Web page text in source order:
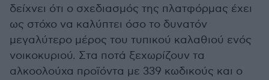
δείχνει ότι ο σχεδιασμός της πλατφόρμας έχει
ως στόχο να καλύπτει όσο το δυνατόν
μεγαλύτερο μέρος του τυπικού καλαθιού ενός
νοικοκυριού. Στα ποτά ξεχωρίζουν τα
αλκοολούχα προϊόντα με 339 κωδικούς και ο